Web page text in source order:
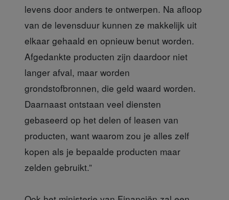
levens door anders te ontwerpen. Na afloop
van de levensduur kunnen ze makkelijk uit
elkaar gehaald en opnieuw benut worden.
Afgedankte producten zijn daardoor niet
langer afval, maar worden
grondstofbronnen, die geld waard worden.
Daarnaast ontstaan veel diensten
gebaseerd op het delen of leasen van
producten, want waarom zou je alles zelf
kopen als je bepaalde producten maar
zelden gebruikt.”